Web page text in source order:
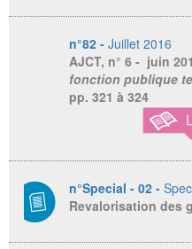
n°82 - Juillet 2016
AJCT, n° 6 - juin
fonction publique
pp. 321 à 324
n°Special - 02 -
Revalorisation des